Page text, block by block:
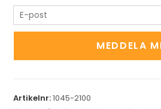
n
o
MEDDELA
Artikelnr:1045-2100